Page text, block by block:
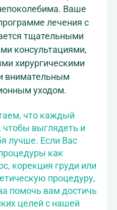
Ваше
лечения с
тщательными
консультациями,
хирургическими
внимательным
уходом.
что каждый
чтобы выглядеть и
лучше. Если Вас
как
корекция груди или
процедуру,
помочь вам достичь
целей с нашей